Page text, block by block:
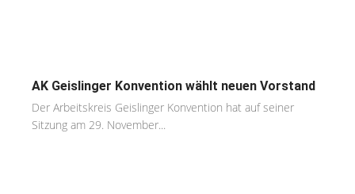
AK Geislinger Konvention wählt neuen Vorstand
Der Arbeitskreis Geislinger Konvention hat auf seiner
Sitzung am 29. November...